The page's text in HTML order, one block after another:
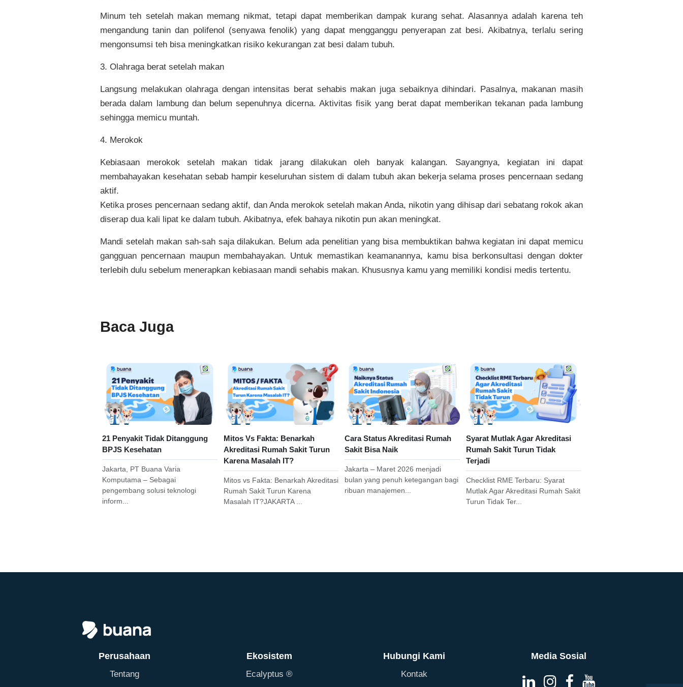
Minum teh setelah makan memang nikmat, tetapi dapat memberikan dampak kurang sehat. Alasannya adalah karena teh
mengandung tanin dan polifenol (senyawa fenolik) yang dapat mengganggu penyerapan zat besi. Akibatnya, terlalu sering
mengonsumsi teh bisa meningkatkan risiko kekurangan zat besi dalam tubuh.
3. Olahraga berat setelah makan
Langsung melakukan olahraga dengan intensitas berat sehabis makan juga sebaiknya dihindari. Pasalnya, makanan masih
berada dalam lambung dan belum sepenuhnya dicerna. Aktivitas fisik yang berat dapat memberikan tekanan pada lambung
sehingga memicu muntah.
4. Merokok
Kebiasaan merokok setelah makan tidak jarang dilakukan oleh banyak kalangan. Sayangnya, kegiatan ini dapat
membahayakan kesehatan sebab hampir keseluruhan sistem di dalam tubuh akan bekerja selama proses pencernaan sedang
aktif.
Ketika proses pencernaan sedang aktif, dan Anda merokok setelah makan Anda, nikotin yang dihisap dari sebatang rokok akan
diserap dua kali lipat ke dalam tubuh. Akibatnya, efek bahaya nikotin pun akan meningkat.
Mandi setelah makan sah-sah saja dilakukan. Belum ada penelitian yang bisa membuktikan bahwa kegiatan ini dapat memicu
gangguan pencernaan maupun membahayakan. Untuk memastikan keamanannya, kamu bisa berkonsultasi dengan dokter
terlebih dulu sebelum menerapkan kebiasaan mandi sehabis makan. Khususnya kamu yang memiliki kondisi medis tertentu.
Baca Juga
21 Penyakit Tidak Ditanggung
BPJS Kesehatan
Jakarta, PT Buana Varia
Komputama – Sebagai
pengembang solusi teknologi
inform...
Mitos Vs Fakta: Benarkah
Akreditasi Rumah Sakit Turun
Karena Masalah IT?
Mitos vs Fakta: Benarkah Akreditasi
Rumah Sakit Turun Karena
Masalah IT?JAKARTA ...
Cara Status Akreditasi Rumah
Sakit Bisa Naik
Jakarta – Maret 2026 menjadi
bulan yang penuh ketegangan bagi
ribuan manajemen...
Syarat Mutlak Agar Akreditasi
Rumah Sakit Turun Tidak
Terjadi
Checklist RME Terbaru: Syarat
Mutlak Agar Akreditasi Rumah Sakit
Turun Tidak Ter...
Perusahaan
Tentang
Ekosistem
Ecalyptus ®
Hubungi Kami
Kontak
Media Sosial